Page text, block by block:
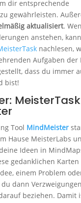
dir entsprechende
gewährleisten.
aktualisiert.
anstehen,
nachlesen,
Aufgaben der
dass du immer
bist!
Tool MindMeister
Hause MeisterLabs
Ideen in
gedanklichen
einem Problem
dann
beziehen. Damit